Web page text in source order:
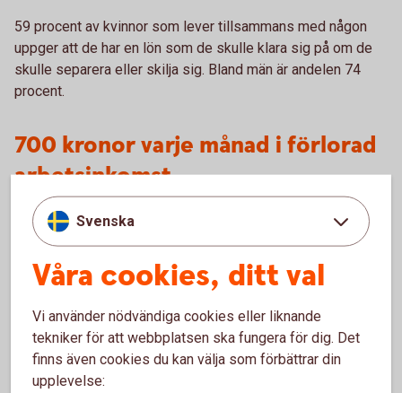
59 procent av kvinnor som lever tillsammans med någon
uppger att de har en lön som de skulle klara sig på om de
skulle separera eller skilja sig. Bland män är andelen 74
procent.
700 kronor varje månad i förlorad
arbetsinkomst
Kvinnors större ansvar för barnen gör att det skiljer mer
mellan kvinnors faktiska och överenskomna arbetstid,
jämfört med mäns. Om skillnaden jämnades ut skulle det
motsvara 700 kronor per månad efter skatt för en kvinna
– Ett delat ansvar skulle förbättra kvinnors inkomst här och
nu, men kan även påverka på sikt. Skulle man spara de där
700 kronorna varje månad motsvarar det ett sparkapital på
Svenska
Våra cookies, ditt val
Vi använder nödvändiga cookies eller liknande
tekniker för att webbplatsen ska fungera för dig. Det
finns även cookies du kan välja som förbättrar din
upplevelse: